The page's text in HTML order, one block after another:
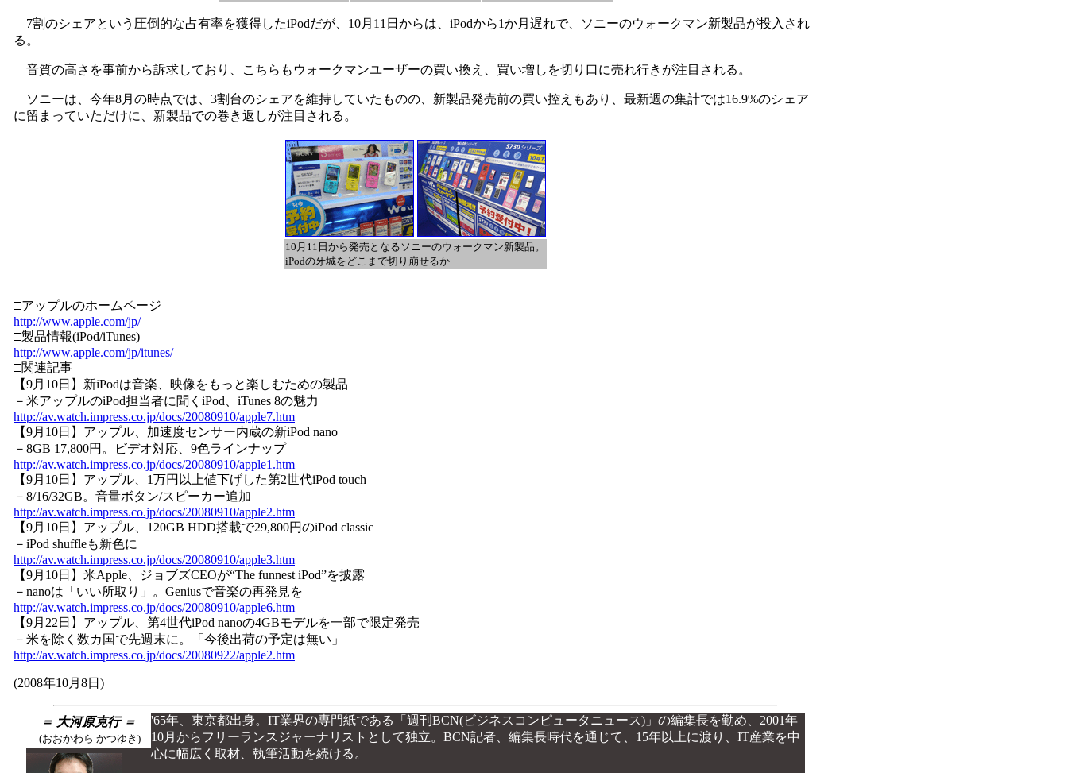
7割のシェアという圧倒的な占有率を獲得したiPodだが、10月11日からは、iPodから1か月遅れで、ソニーのウォークマン新製品が投入され
る。
音質の高さを事前から訴求しており、こちらもウォークマンユーザーの買い換え、買い増しを切り口に売れ行きが注目される。
ソニーは、今年8月の時点では、3割台のシェアを維持していたものの、新製品発売前の買い控えもあり、最新週の集計では16.9%のシェア
に留まっていただけに、新製品での巻き返しが注目される。
10月11日から発売となるソニーのウォークマン新製品。
iPodの牙城をどこまで切り崩せるか
□アップルのホームページ
http://www.apple.com/jp/
□製品情報(iPod/iTunes)
http://www.apple.com/jp/itunes/
□関連記事
【9月10日】新iPodは音楽、映像をもっと楽しむための製品
－米アップルのiPod担当者に聞くiPod、iTunes 8の魅力
http://av.watch.impress.co.jp/docs/20080910/apple7.htm
【9月10日】アップル、加速度センサー内蔵の新iPod nano
－8GB 17,800円。ビデオ対応、9色ラインナップ
http://av.watch.impress.co.jp/docs/20080910/apple1.htm
【9月10日】アップル、1万円以上値下げした第2世代iPod touch
－8/16/32GB。音量ボタン/スピーカー追加
http://av.watch.impress.co.jp/docs/20080910/apple2.htm
【9月10日】アップル、120GB HDD搭載で29,800円のiPod classic
－iPod shuffleも新色に
http://av.watch.impress.co.jp/docs/20080910/apple3.htm
【9月10日】米Apple、ジョブズCEOが“The funnest iPod”を披露
－nanoは「いい所取り」。Geniusで音楽の再発見を
http://av.watch.impress.co.jp/docs/20080910/apple6.htm
【9月22日】アップル、第4世代iPod nanoの4GBモデルを一部で限定発売
－米を除く数カ国で先週末に。「今後出荷の予定は無い」
http://av.watch.impress.co.jp/docs/20080922/apple2.htm
(2008年10月8日)
＝ 大河原克行 ＝
(おおかわら かつゆき)
'65年、東京都出身。IT業界の専門紙である「週刊BCN(ビジネスコンピュータニュース)」の編集長を勤め、2001年
10月からフリーランスジャーナリストとして独立。BCN記者、編集長時代を通じて、15年以上に渡り、IT産業を中
心に幅広く取材、執筆活動を続ける。